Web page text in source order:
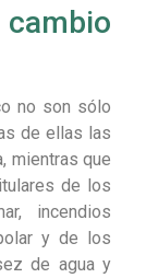
no son sólo
de ellas las
mientras que
de los
incendios
y de los
de agua y